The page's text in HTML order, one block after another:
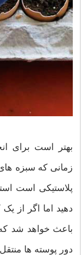
بهتر است برای
زمانی که سبزه
پلاستیکی است
دهید اما اگر از
باعث خواهد شد
دور پوسته ها